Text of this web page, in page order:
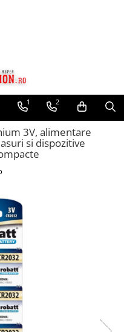
1 2
3V, alimentare
si dispozitive